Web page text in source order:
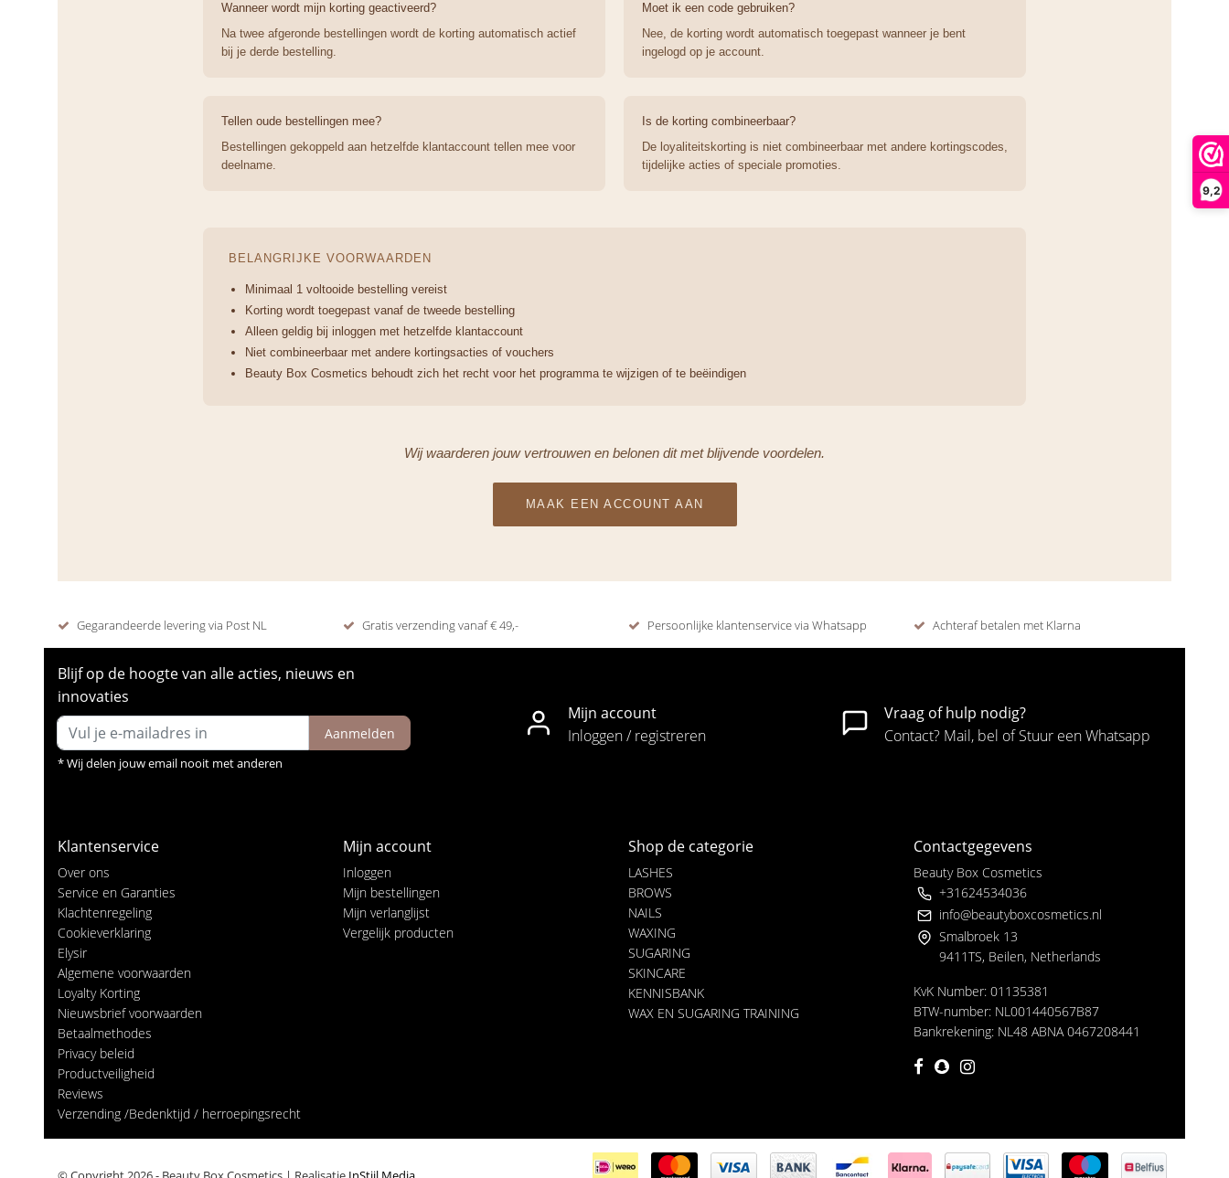
9,2
Wanneer wordt mijn korting geactiveerd?
Na twee afgeronde bestellingen wordt de korting automatisch actief
bij je derde bestelling.
Moet ik een code gebruiken?
Nee, de korting wordt automatisch toegepast wanneer je bent
ingelogd op je account.
Tellen oude bestellingen mee?
Bestellingen gekoppeld aan hetzelfde klantaccount tellen mee voor
deelname.
Is de korting combineerbaar?
De loyaliteitskorting is niet combineerbaar met andere kortingscodes,
tijdelijke acties of speciale promoties.
BELANGRIJKE VOORWAARDEN
Minimaal 1 voltooide bestelling vereist
Korting wordt toegepast vanaf de tweede bestelling
Alleen geldig bij inloggen met hetzelfde klantaccount
Niet combineerbaar met andere kortingsacties of vouchers
Beauty Box Cosmetics behoudt zich het recht voor het programma te wijzigen of te beëindigen
Wij waarderen jouw vertrouwen en belonen dit met blijvende voordelen.
MAAK EEN ACCOUNT AAN
Gegarandeerde levering via Post NL Gratis verzending vanaf € 49,- Persoonlijke klantenservice via Whatsapp Achteraf betalen met Klarna
Blijf op de hoogte van alle acties, nieuws en
innovaties
Aanmelden
* Wij delen jouw email nooit met anderen
Mijn account
Inloggen / registreren
Vraag of hulp nodig?
Contact? Mail, bel of Stuur een Whatsapp
Klantenservice
Over ons
Service en Garanties
Klachtenregeling
Cookieverklaring
Elysir
Algemene voorwaarden
Loyalty Korting
Nieuwsbrief voorwaarden
Betaalmethodes
Privacy beleid
Productveiligheid
Reviews
Verzending /Bedenktijd / herroepingsrecht
Mijn account
Inloggen
Mijn bestellingen
Mijn verlanglijst
Vergelijk producten
Shop de categorie
LASHES
BROWS
NAILS
WAXING
SUGARING
SKINCARE
KENNISBANK
WAX EN SUGARING TRAINING
Contactgegevens
Beauty Box Cosmetics
+31624534036
info@beautyboxcosmetics.nl
Smalbroek 13
9411TS, Beilen, Netherlands
KvK Number: 01135381
BTW-number: NL001440567B87
Bankrekening: NL48 ABNA 0467208441